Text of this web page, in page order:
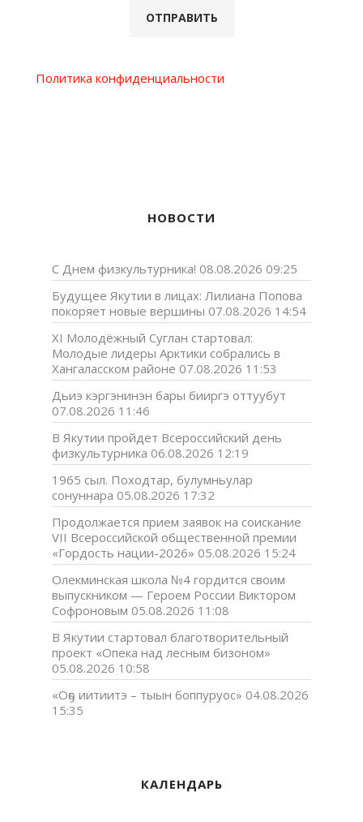
Политика конфиденциальности
НОВОСТИ
С Днем физкультурника! 08.08.2026 09:25
Будущее Якутии в лицах: Лилиана Попова
покоряет новые вершины 07.08.2026 14:54
XI Молодёжный Суглан стартовал:
Молодые лидеры Арктики собрались в
Хангаласском районе 07.08.2026 11:53
Дьиэ кэргэнинэн бары бииргэ оттуубут
07.08.2026 11:46
В Якутии пройдет Всероссийский день
физкультурника 06.08.2026 12:19
1965 сыл. Походтар, булумньулар
сонуннара 05.08.2026 17:32
Продолжается прием заявок на соискание
VII Всероссийской общественной премии
«Гордость нации-2026» 05.08.2026 15:24
Олекминская школа №4 гордится своим
выпускником — Героем России Виктором
Софроновым 05.08.2026 11:08
В Якутии стартовал благотворительный
проект «Опека над лесным бизоном»
05.08.2026 10:58
«Оҕо иитиитэ – тыын боппуруос» 04.08.2026
15:35
КАЛЕНДАРЬ